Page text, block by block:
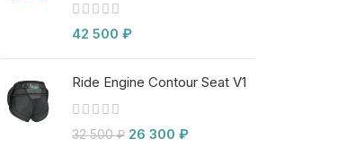
42 500 ₽
Ride Engine Contour Seat V1
32 500₽ 26 300 ₽